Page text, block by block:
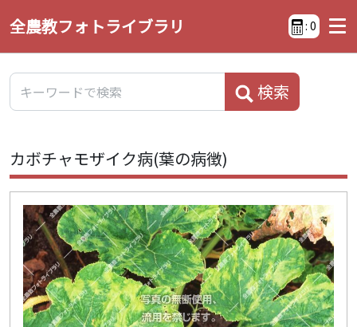
全農教フォトライブラリ : 0
検索
カボチャモザイク病(葉の病徴)